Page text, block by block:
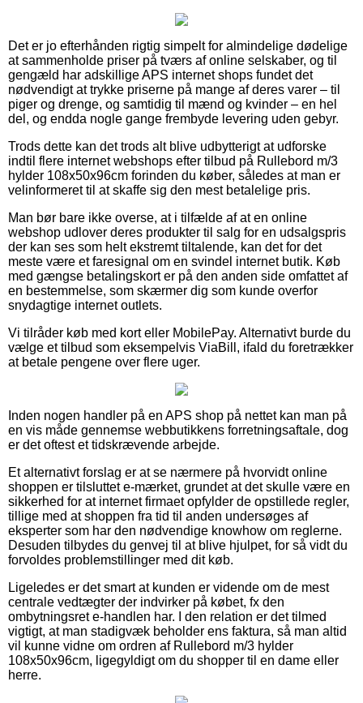
Det er jo efterhånden rigtig simpelt for almindelige dødelige
at sammenholde priser på tværs af online selskaber, og til
gengæld har adskillige APS internet shops fundet det
nødvendigt at trykke priserne på mange af deres varer – til
piger og drenge, og samtidig til mænd og kvinder – en hel
del, og endda nogle gange frembyde levering uden gebyr.
Trods dette kan det trods alt blive udbytterigt at udforske
indtil flere internet webshops efter tilbud på Rullebord m/3
hylder 108x50x96cm forinden du køber, således at man er
velinformeret til at skaffe sig den mest betalelige pris.
Man bør bare ikke overse, at i tilfælde af at en online
webshop udlover deres produkter til salg for en udsalgspris
der kan ses som helt ekstremt tiltalende, kan det for det
meste være et faresignal om en svindel internet butik. Køb
med gængse betalingskort er på den anden side omfattet af
en bestemmelse, som skærmer dig som kunde overfor
snydagtige internet outlets.
Vi tilråder køb med kort eller MobilePay. Alternativt burde du
vælge et tilbud som eksempelvis ViaBill, ifald du foretrækker
at betale pengene over flere uger.
Inden nogen handler på en APS shop på nettet kan man på
en vis måde gennemse webbutikkens forretningsaftale, dog
er det oftest et tidskrævende arbejde.
Et alternativt forslag er at se nærmere på hvorvidt online
shoppen er tilsluttet e-mærket, grundet at det skulle være en
sikkerhed for at internet firmaet opfylder de opstillede regler,
tillige med at shoppen fra tid til anden undersøges af
eksperter som har den nødvendige knowhow om reglerne.
Desuden tilbydes du genvej til at blive hjulpet, for så vidt du
forvoldes problemstillinger med dit køb.
Ligeledes er det smart at kunden er vidende om de mest
centrale vedtægter der indvirker på købet, fx den
ombytningsret e-handlen har. I den relation er det tilmed
vigtigt, at man stadigvæk beholder ens faktura, så man altid
vil kunne vidne om ordren af Rullebord m/3 hylder
108x50x96cm, ligegyldigt om du shopper til en dame eller
herre.